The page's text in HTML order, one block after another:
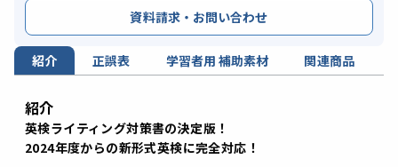
資料請求・お問い合わせ
紹介 正誤表 学習者用 補助素材 関連商品
紹介
英検ライティング対策書の決定版！
2024年度からの新形式英検に完全対応！